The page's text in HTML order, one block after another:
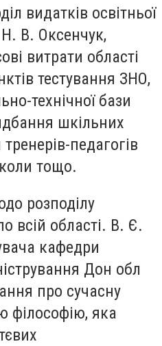
видатків освітньої
Н. В. Оксенчук,
витрати області
тестування ЗНО,
технічної бази
шкільних
педагогів
тощо.
розподілу
всій області. В. Є.
кафедри
Дон обл
про сучасну
філософію, яка